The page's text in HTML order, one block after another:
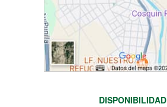
DISPONIBILIDAD